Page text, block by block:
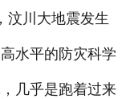
川大地震发生
水平的防灾科学
几乎是跑着过来